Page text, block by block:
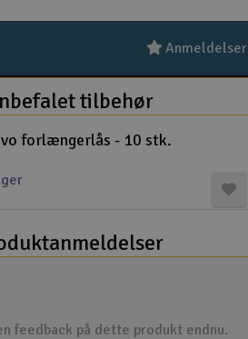
Anmeldelser
tilbehør
forlængerlås - 10 stk.
feedback på dette produkt endnu.